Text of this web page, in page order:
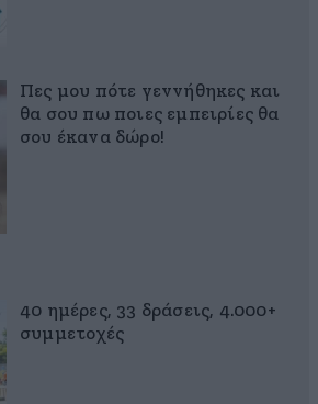
Πες μου πότε γεννήθηκες και
θα σου πω ποιες εμπειρίες θα
σου έκανα δώρο!
40 ημέρες, 33 δράσεις, 4.000+
συμμετοχές